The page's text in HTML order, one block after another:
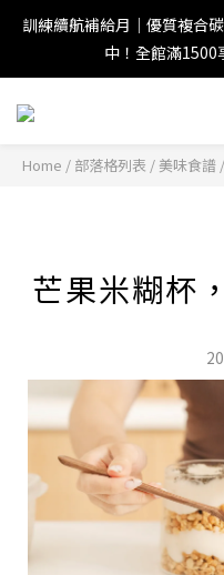
訓練續航補給月｜優質複合
中！全館滿1500
Home / 部落格列表 / 美味食譜 /
芒果米糊杯